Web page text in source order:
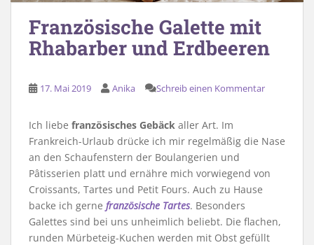
Französische Galette mit
Rhabarber und Erdbeeren
17. Mai 2019 Anika Schreib einen Kommentar
Ich liebe französisches Gebäck aller Art. Im
Frankreich-Urlaub drücke ich mir regelmäßig die Nase
an den Schaufenstern der Boulangerien und
Pâtisserien platt und ernähre mich vorwiegend von
Croissants, Tartes und Petit Fours. Auch zu Hause
backe ich gerne französische Tartes. Besonders
Galettes sind bei uns unheimlich beliebt. Die flachen,
runden Mürbeteig-Kuchen werden mit Obst gefüllt